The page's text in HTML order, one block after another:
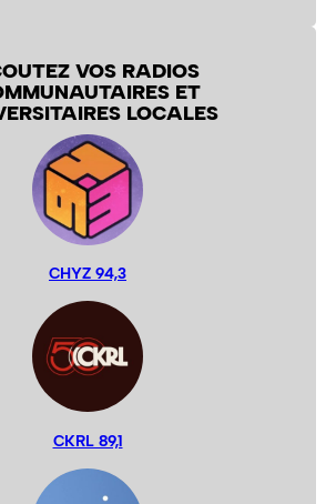
VOS RADIOS
ET
LOCALES
CHYZ 94,3
CKRL 89,1